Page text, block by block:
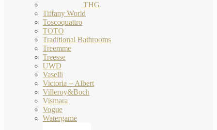
THG
Tiffany World
Toscoquattro
TOTO
Traditional Bathrooms
Treemme
Treesse
UWD
Vaselli
Victoria + Albert
Villeroy&Boch
Vismara
Vogue
Watergame